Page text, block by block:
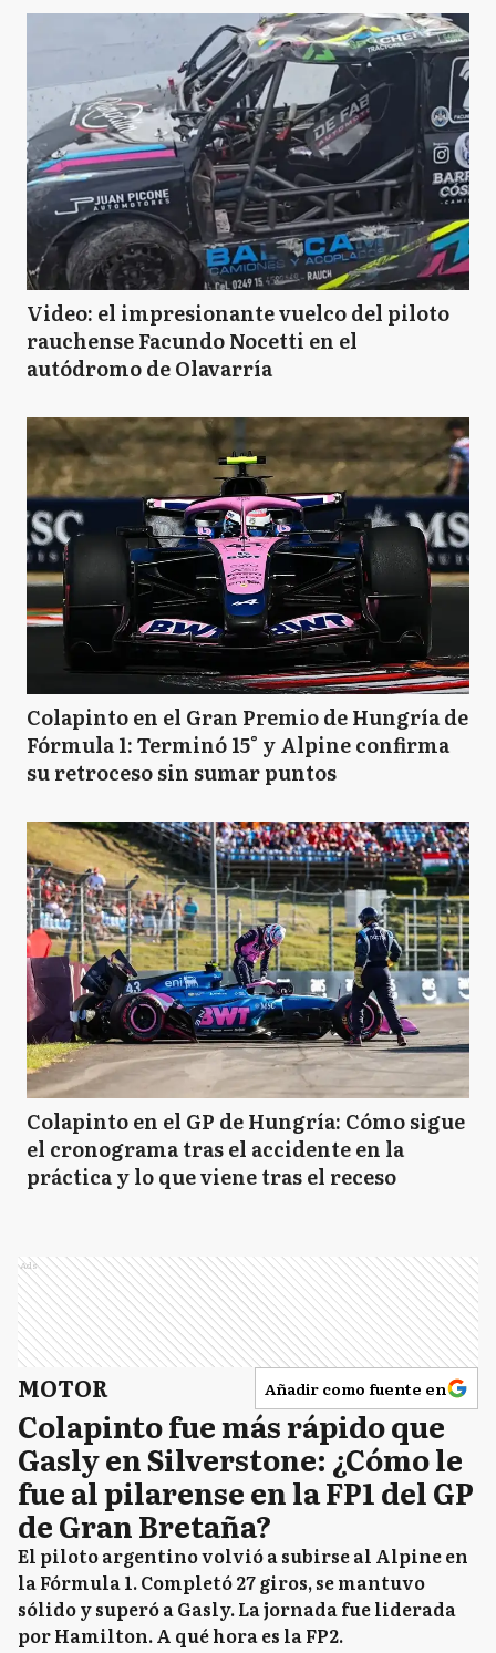
Video: el impresionante vuelco del piloto
rauchense Facundo Nocetti en el
autódromo de Olavarría
Colapinto en el Gran Premio de Hungría de
Fórmula 1: Terminó 15° y Alpine confirma
su retroceso sin sumar puntos
Colapinto en el GP de Hungría: Cómo sigue
el cronograma tras el accidente en la
práctica y lo que viene tras el receso
Ads
MOTOR Añadir como fuente en
Colapinto fue más rápido que
Gasly en Silverstone: ¿Cómo le
fue al pilarense en la FP1 del GP
de Gran Bretaña?
El piloto argentino volvió a subirse al Alpine en
la Fórmula 1. Completó 27 giros, se mantuvo
sólido y superó a Gasly. La jornada fue liderada
por Hamilton. A qué hora es la FP2.